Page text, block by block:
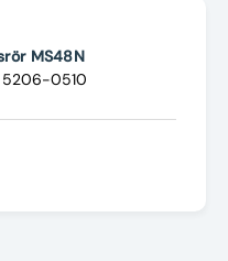
MS48N
5206-0510